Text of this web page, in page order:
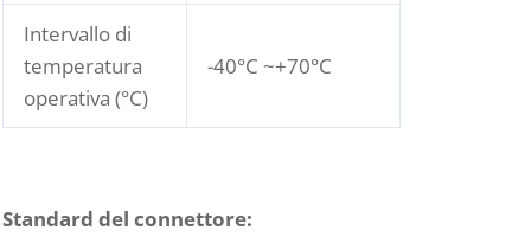
Intervallo di
temperatura
operativa (°C)
-40°C ~+70°C
Standard del connettore: